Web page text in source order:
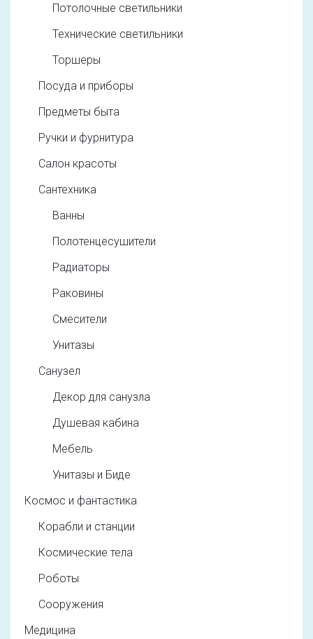
Потолочные светильники
Технические светильники
Торшеры
Посуда и приборы
Предметы быта
Ручки и фурнитура
Салон красоты
Сантехника
Ванны
Полотенцесушители
Радиаторы
Раковины
Смесители
Унитазы
Санузел
Декор для санузла
Душевая кабина
Мебель
Унитазы и Биде
Космос и фантастика
Корабли и станции
Космические тела
Роботы
Сооружения
Медицина